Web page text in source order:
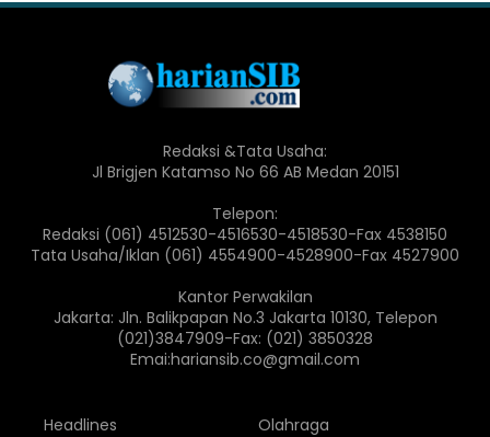
Redaksi &Tata Usaha:
Jl Brigjen Katamso No 66 AB Medan 20151
Telepon:
Redaksi (061) 4512530-4516530-4518530-Fax 4538150
Tata Usaha/Iklan (061) 4554900-4528900-Fax 4527900
Kantor Perwakilan
Jakarta: Jln. Balikpapan No.3 Jakarta 10130, Telepon
(021)3847909-Fax: (021) 3850328
Emai:hariansib.co@gmail.com
Headlines
Olahraga